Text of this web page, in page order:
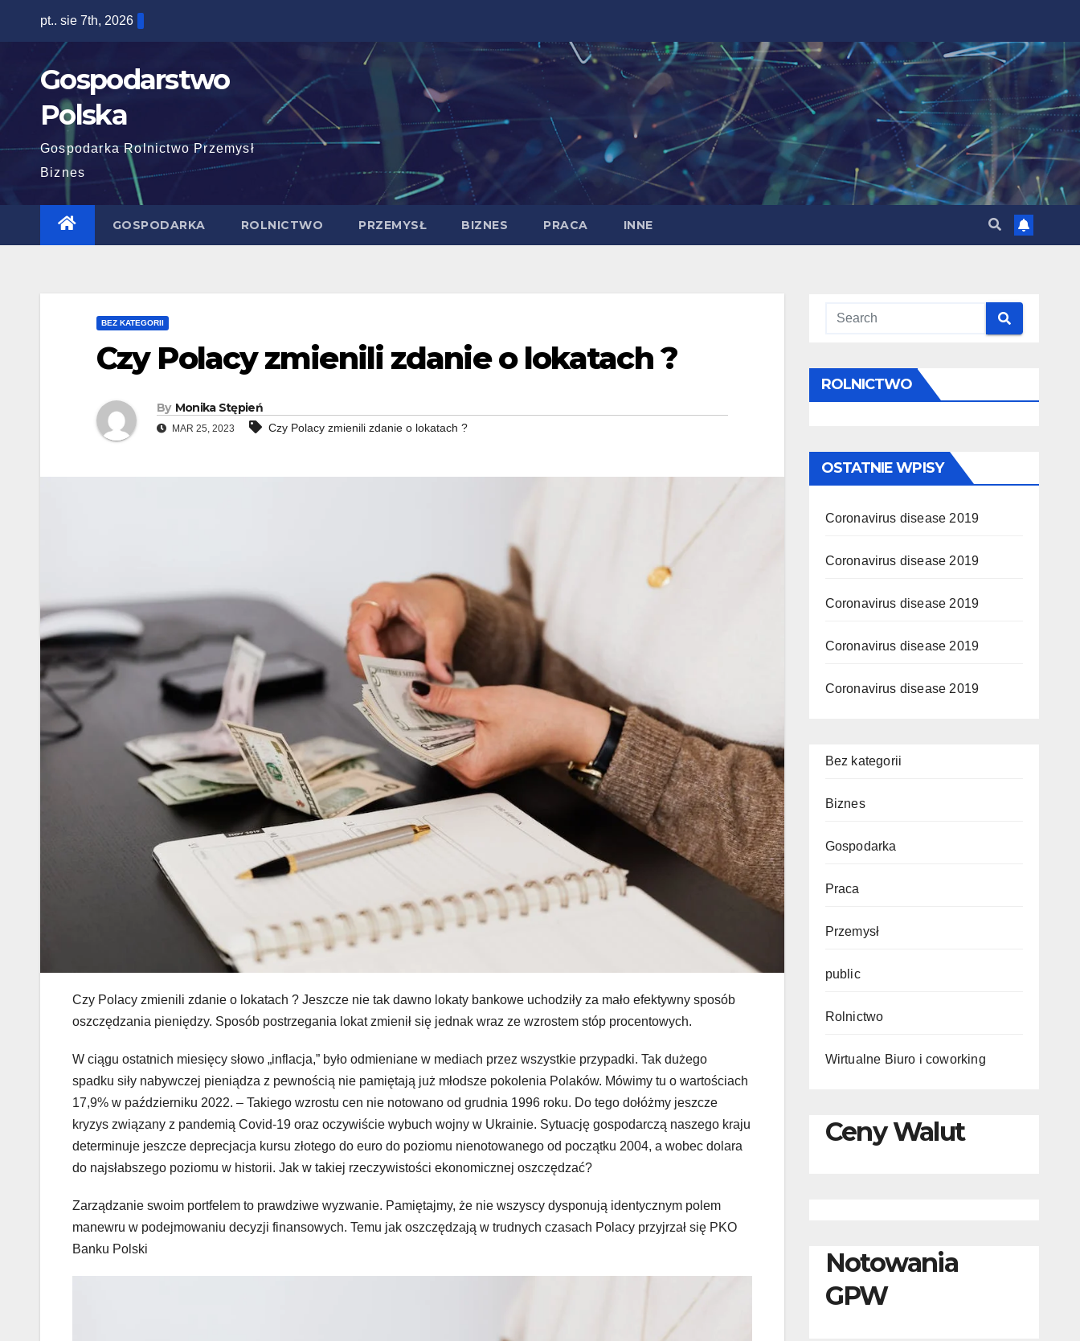
pt.. sie 7th, 2026
Gospodarstwo
Polska
Gospodarka Rolnictwo Przemysł
Biznes
GOSPODARKA ROLNICTWO PRZEMYSŁ BIZNES PRACA INNE
BEZ KATEGORII
Czy Polacy zmienili zdanie o lokatach ?
By Monika Stępień
MAR 25, 2023 Czy Polacy zmienili zdanie o lokatach ?
Czy Polacy zmienili zdanie o lokatach ? Jeszcze nie tak dawno lokaty bankowe uchodziły za mało efektywny sposób
oszczędzania pieniędzy. Sposób postrzegania lokat zmienił się jednak wraz ze wzrostem stóp procentowych.
W ciągu ostatnich miesięcy słowo „inflacja,” było odmieniane w mediach przez wszystkie przypadki. Tak dużego
spadku siły nabywczej pieniądza z pewnością nie pamiętają już młodsze pokolenia Polaków. Mówimy tu o wartościach
17,9% w październiku 2022. – Takiego wzrostu cen nie notowano od grudnia 1996 roku. Do tego dołóżmy jeszcze
kryzys związany z pandemią Covid-19 oraz oczywiście wybuch wojny w Ukrainie. Sytuację gospodarczą naszego kraju
determinuje jeszcze deprecjacja kursu złotego do euro do poziomu nienotowanego od początku 2004, a wobec dolara
do najsłabszego poziomu w historii. Jak w takiej rzeczywistości ekonomicznej oszczędzać?
Zarządzanie swoim portfelem to prawdziwe wyzwanie. Pamiętajmy, że nie wszyscy dysponują identycznym polem
manewru w podejmowaniu decyzji finansowych. Temu jak oszczędzają w trudnych czasach Polacy przyjrzał się PKO
Banku Polski
ROLNICTWO
OSTATNIE WPISY
Coronavirus disease 2019
Coronavirus disease 2019
Coronavirus disease 2019
Coronavirus disease 2019
Coronavirus disease 2019
Bez kategorii
Biznes
Gospodarka
Praca
Przemysł
public
Rolnictwo
Wirtualne Biuro i coworking
Ceny Walut
Notowania
GPW